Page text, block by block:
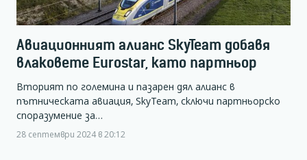
Авиационният алианс SkyTeam добавя
влаковете Eurostar, като партньор
Вторият по големина и пазарен дял алианс в
пътническата авиация, SkyTeam, сключи партньорско
споразумение за…
28 септември 2024 в 20:12